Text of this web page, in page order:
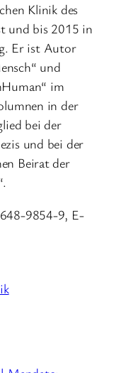
Klinik des
und bis 2015 in
Er ist Autor
und
im
in der
bei der
und bei der
Beirat der
9854-9, E-